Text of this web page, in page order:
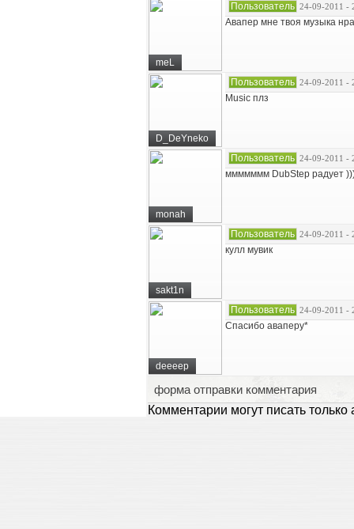
meL
Пользователь 24-09-2011 -
Авапер мне твоя музыка
D_DeYneko
Пользователь 24-09-2011 -
Music плз
monah
Пользователь 24-09-2011 -
ммммммм DubStep радует
sakt1n
Пользователь 24-09-2011 -
кулл мувик
deeeep
Пользователь 24-09-2011 -
Спасибо аваперу*
форма отправки комментария
Комментарии могут писать